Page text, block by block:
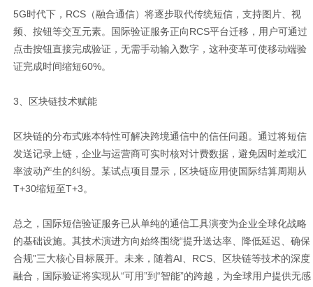
5G时代下，RCS（融合通信）将逐步取代传统短信，支持图片、视
频、按钮等交互元素。国际验证服务正向RCS平台迁移，用户可通过
点击按钮直接完成验证，无需手动输入数字，这种变革可使移动端验
证完成时间缩短60%。
3、区块链技术赋能
区块链的分布式账本特性可解决跨境通信中的信任问题。通过将短信
发送记录上链，企业与运营商可实时核对计费数据，避免因时差或汇
率波动产生的纠纷。某试点项目显示，区块链应用使国际结算周期从
T+30缩短至T+3。
总之，国际短信验证服务已从单纯的通信工具演变为企业全球化战略
的基础设施。其技术演进方向始终围绕“提升送达率、降低延迟、确保
合规”三大核心目标展开。未来，随着AI、RCS、区块链等技术的深度
融合，国际验证将实现从“可用”到“智能”的跨越，为全球用户提供无感